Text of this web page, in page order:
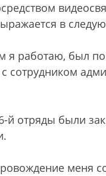
в
я работаю, был
сотрудником
й отряды были
меня